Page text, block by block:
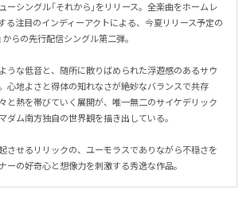
ーシングル「それから」をリリース。全楽曲をホームレ
る注目のインディーアクトによる、今夏リリース予定の
からの先行配信シングル第二弾。
うな低音と、随所に散りばめられた浮遊感のあるサウ
心地よさと得体の知れなさが絶妙なバランスで共存
と熱を帯びていく展開が、唯一無二のサイケデリック
ダム南方独自の世界観を描き出している。
させるリリックの、ユーモラスでありながら不穏さを
ーの好奇心と想像力を刺激する秀逸な作品。